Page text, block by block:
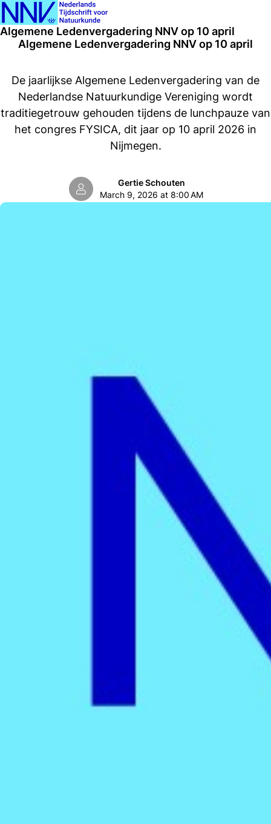
Algemene Ledenvergadering NNV op 10 april
Algemene Ledenvergadering NNV op 10 april
De jaarlijkse Algemene Ledenvergadering van de
Nederlandse Natuurkundige Vereniging wordt
traditiegetrouw gehouden tijdens de lunchpauze van
het congres FYSICA, dit jaar op 10 april 2026 in
Nijmegen.
Gertie Schouten
March 9, 2026 at 8:00 AM